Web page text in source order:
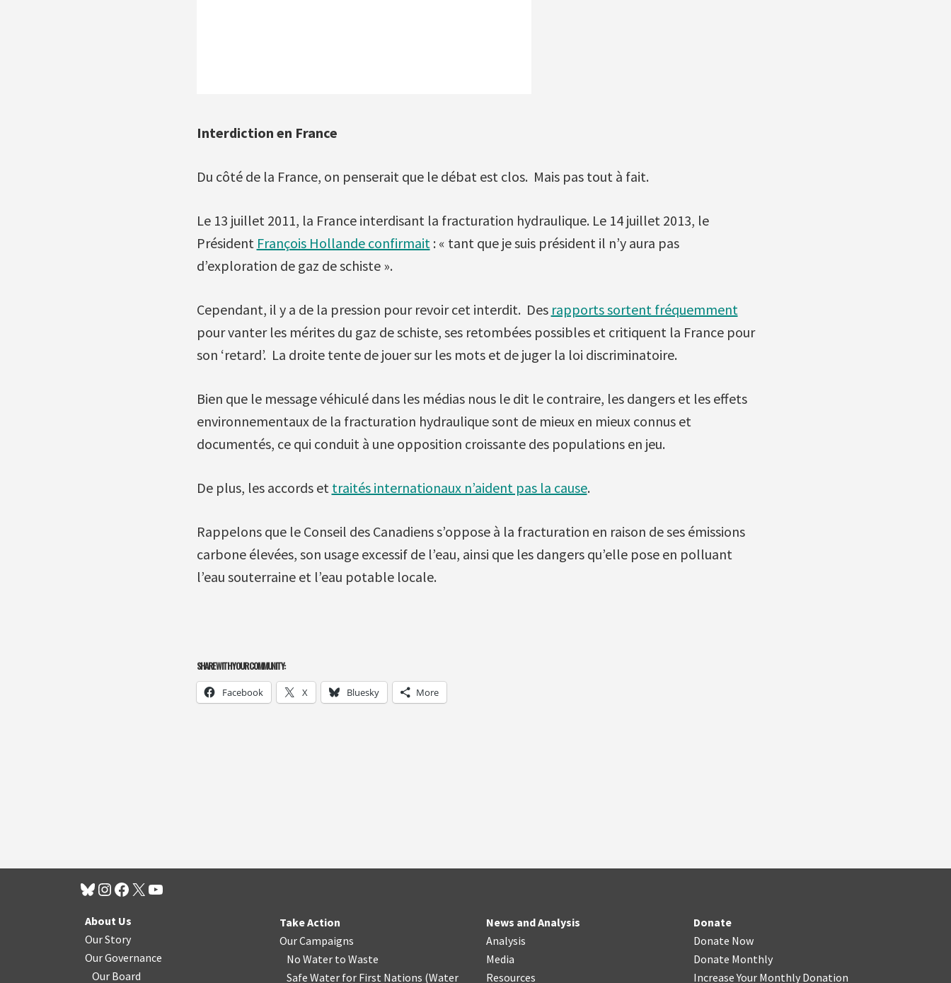
Interdiction en France
Du côté de la France, on penserait que le débat est clos. Mais pas tout à fait.
Le 13 juillet 2011, la France interdisant la fracturation hydraulique. Le 14 juillet 2013, le
Président François Hollande confirmait: « tant que je suis président il n’y aura pas
d’exploration de gaz de schiste ».
Cependant, il y a de la pression pour revoir cet interdit. Des rapports sortent fréquemment
pour vanter les mérites du gaz de schiste, ses retombées possibles et critiquent la France pour
son ‘retard’. La droite tente de jouer sur les mots et de juger la loi discriminatoire.
Bien que le message véhiculé dans les médias nous le dit le contraire, les dangers et les effets
environnementaux de la fracturation hydraulique sont de mieux en mieux connus et
documentés, ce qui conduit à une opposition croissante des populations en jeu.
De plus, les accords et traités internationaux n’aident pas la cause.
Rappelons que le Conseil des Canadiens s’oppose à la fracturation en raison de ses émissions
carbone élevées, son usage excessif de l’eau, ainsi que les dangers qu’elle pose en polluant
l’eau souterraine et l’eau potable locale.
SHARE WITH YOUR COMMUNITY:
Facebook X Bluesky More
About Us
Our Story
Our Governance
Our Board
Take Action
Our Campaigns
No Water to Waste
Safe Water for First Nations (Water
News and Analysis
Analysis
Media
Resources
Donate
Donate Now
Donate Monthly
Increase Your Monthly Donation